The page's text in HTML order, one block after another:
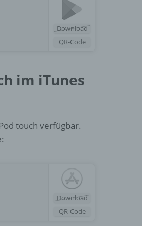
Download
QR-Code
im iTunes
touch verfügbar.
Download
QR-Code